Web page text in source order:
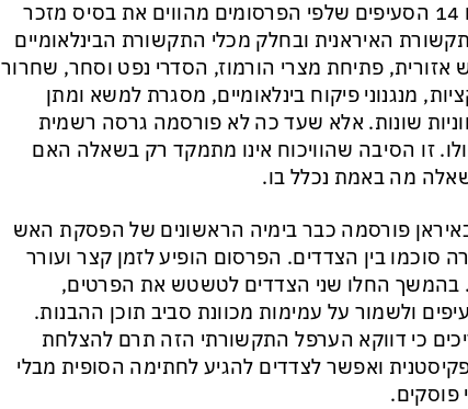
בלב הסקרנות העולמית ניצבים 14 הסעיפים שלפי הפרסומים מהווים את בסיס מזכר
האיראנית ובחלק מכלי התקשורת הבינלאומיים
אזורית, פתיחת מצרי הורמוז, הסדרי נפט וסחר, שחרור
מנגנוני פיקוח בינלאומיים, מסגרת למשא ומתן
שונות. אלא שעד כה לא פורסמה גרסה רשמית
זו הסיבה שהוויכוח אינו מתמקד רק בשאלה האם
מה באמת נכלל בו.
באיראן פורסמה כבר בימיה הראשונים של הפסקת האש
שלכאורה סוכמו בין הצדדים. הפרסום הופיע לזמן קצר ועורר
בהמשך החלו שני הצדדים לטשטש את הפרטים,
ולשמור על עמימות מכוונת סביב תוכן ההבנות.
כי דווקא הערפל התקשורתי הזה תרם להצלחת
ואפשר לצדדים להגיע לחתימה הסופית מבלי
פוסקים.